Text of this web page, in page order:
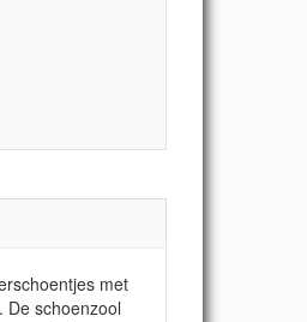
met
De schoenzool